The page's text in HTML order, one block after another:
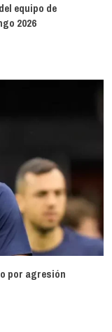
equipo de
2026
por agresión